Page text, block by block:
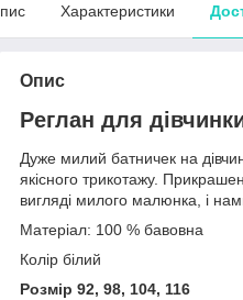
Характеристики
Опис
Реглан для
Дуже милий батничек на
якісного трикотажу.
вигляді милого малюнка, і
Матеріал: 100 % бавовна
Колір білий
Розмір 92, 98, 104, 116